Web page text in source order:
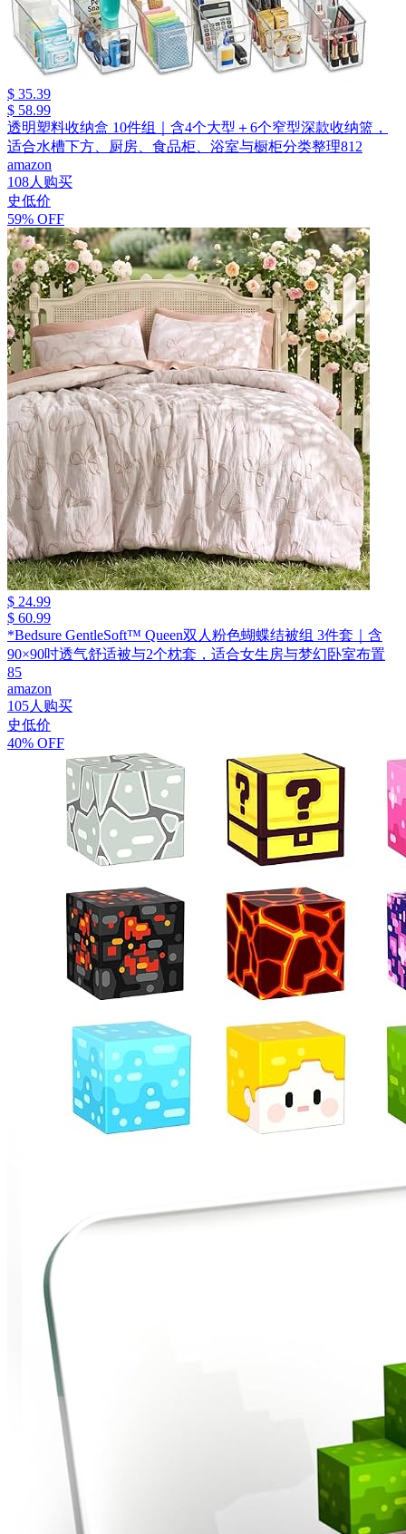
$ 35.39
$ 58.99
透明塑料收纳盒 10件组｜含4个大型＋6个窄型深款收纳篮，
适合水槽下方、厨房、食品柜、浴室与橱柜分类整理812
amazon
108人购买
史低价
59% OFF
$ 24.99
$ 60.99
*Bedsure GentleSoft™ Queen双人粉色蝴蝶结被组 3件套｜含
90×90吋透气舒适被与2个枕套，适合女生房与梦幻卧室布置
85
amazon
105人购买
史低价
40% OFF